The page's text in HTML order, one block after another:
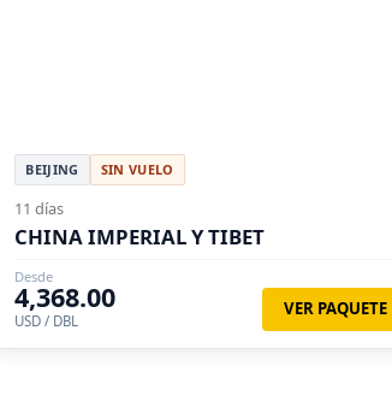
BEIJING SIN VUELO
11 días
CHINA IMPERIAL Y TIBET
Desde
4,368.00
USD / DBL
VER PAQUETE